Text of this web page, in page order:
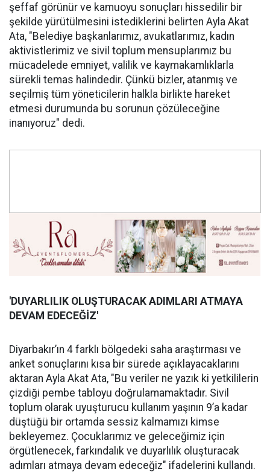
şeffaf görünür ve kamuoyu sonuçları hissedilir bir
şekilde yürütülmesini istediklerini belirten Ayla Akat
Ata, "Belediye başkanlarımız, avukatlarımız, kadın
aktivistlerimiz ve sivil toplum mensuplarımız bu
mücadelede emniyet, valilik ve kaymakamlıklarla
sürekli temas halindedir. Çünkü bizler, atanmış ve
seçilmiş tüm yöneticilerin halkla birlikte hareket
etmesi durumunda bu sorunun çözüleceğine
inanıyoruz" dedi.
'DUYARLILIK OLUŞTURACAK ADIMLARI ATMAYA
DEVAM EDECEĞİZ'
Diyarbakır’ın 4 farklı bölgedeki saha araştırması ve
anket sonuçlarını kısa bir sürede açıklayacaklarını
aktaran Ayla Akat Ata, "Bu veriler ne yazık ki yetkililerin
çizdiği pembe tabloyu doğrulamamaktadır. Sivil
toplum olarak uyuşturucu kullanım yaşının 9’a kadar
düştüğü bir ortamda sessiz kalmamızı kimse
bekleyemez. Çocuklarımız ve geleceğimiz için
örgütlenecek, farkındalık ve duyarlılık oluşturacak
adımları atmaya devam edeceğiz" ifadelerini kullandı.